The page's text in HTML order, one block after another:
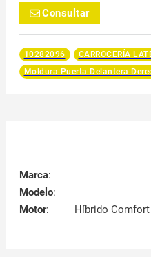
Consultar
10282096
CARROCERÍA
Moldura Puerta Delantera
Marca:
Modelo:
Motor:
Híbrido Comfort